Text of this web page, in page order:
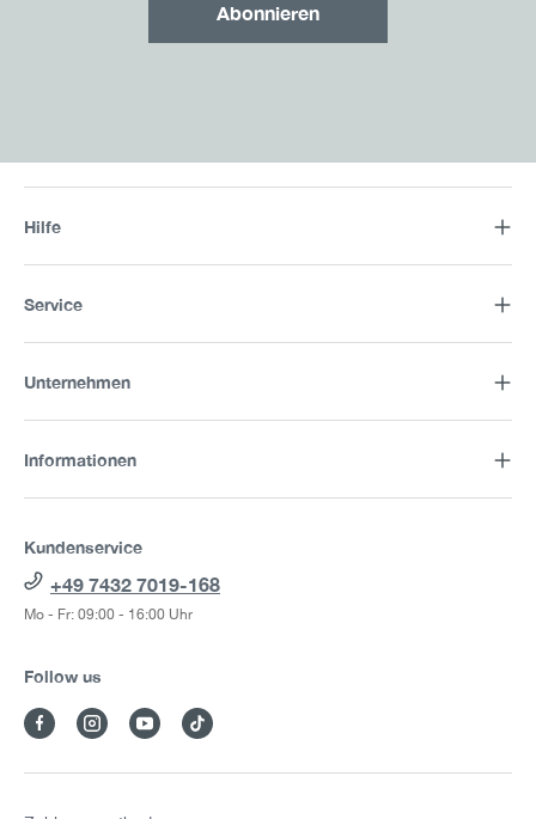
Abonnieren
Hilfe
Service
Unternehmen
Informationen
Kundenservice
+49 7432 7019-168
Mo - Fr: 09:00 - 16:00 Uhr
Follow us